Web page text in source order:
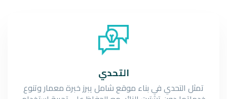
التحدي
تمثل التحدي في بناء موقع شامل يبرز خبرة معمار وتنوع